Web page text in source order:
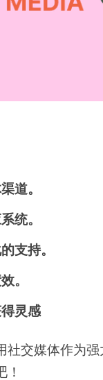
道。
统。
支持。
。
灵感
交媒体作为